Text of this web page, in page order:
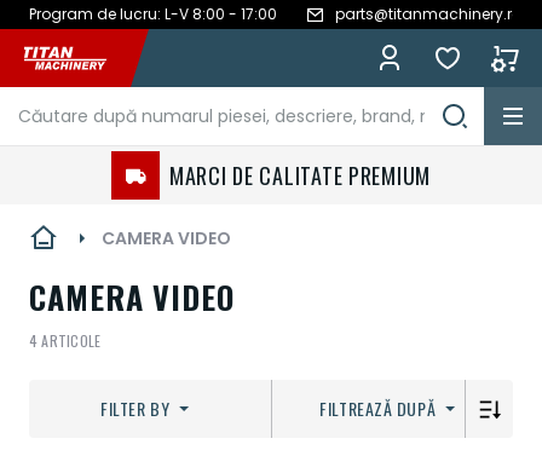
Program de lucru: L-V 8:00 - 17:00 parts@titanmachinery.ro
Mergeți
la
Conținut
MARCI DE CALITATE PREMIUM
CAMERA VIDEO
CAMERA VIDEO
4ARTICOLE
FILTER BY FILTREAZĂ DUPĂ